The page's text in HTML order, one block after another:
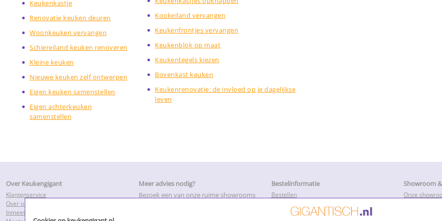
Keukenkastje
Renovatie keuken deuren
Woonkeuken vervangen
Schiereiland keuken renoveren
Kleine keuken
Nieuwe keuken zelf ontwerpen
Eigen keuken samenstellen
Eigen achterkeuken
samenstellen
Kookeiland vervangen
Keukenfrontjes vervangen
Keukenblok op maat
Keukentegels kiezen
Bovenkast keuken
Keukenrenovatie: de invloed op je dagelijkse
leven
Over Keukengigant
Klantenservice
Over ons
Inmeetservice
Meer advies nodig?
Bezoek een van onze ruime showrooms
Bestelinformatie
Bestellen
Levertijd en productietijd
Showroom
Onze